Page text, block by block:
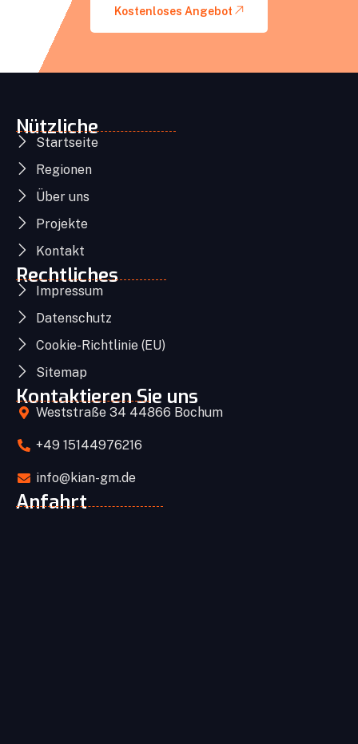
Kostenloses Angebot
Nützliche
Startseite
Regionen
Über uns
Projekte
Kontakt
Rechtliches
Impressum
Datenschutz
Cookie-Richtlinie (EU)
Sitemap
Kontaktieren Sie uns
Weststraße 34 44866 Bochum
+49 15144976216
info@kian-gm.de
Anfahrt